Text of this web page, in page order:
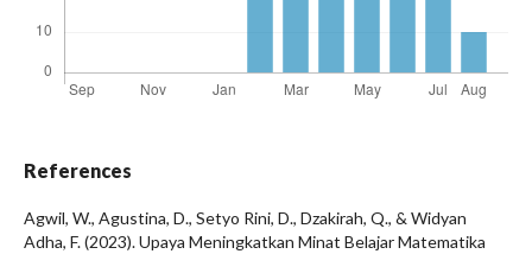
References
Agwil, W., Agustina, D., Setyo Rini, D., Dzakirah, Q., & Widyan
Adha, F. (2023). Upaya Meningkatkan Minat Belajar Matematika